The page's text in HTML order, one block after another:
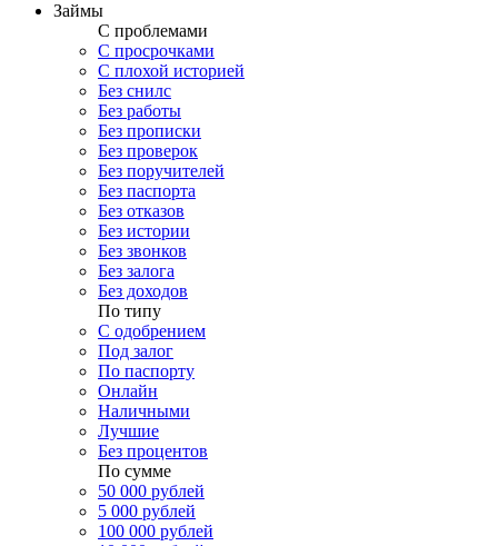
Займы
С проблемами
С просрочками
С плохой историей
Без снилс
Без работы
Без прописки
Без проверок
Без поручителей
Без паспорта
Без отказов
Без истории
Без звонков
Без залога
Без доходов
По типу
С одобрением
Под залог
По паспорту
Онлайн
Наличными
Лучшие
Без процентов
По сумме
50 000 рублей
5 000 рублей
100 000 рублей